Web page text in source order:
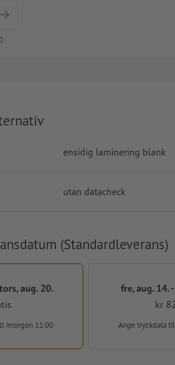
ensidig laminering blank
utan datacheck
(Standardleverans)
aug. 20.
imorgon 11:00
fre, aug. 14.
kr
Ange tryckdata